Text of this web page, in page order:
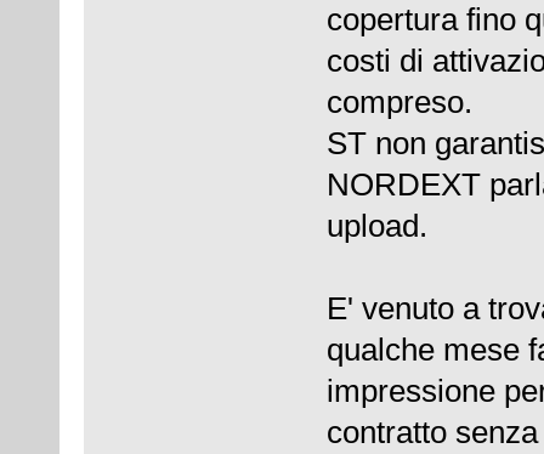
copertura fino
costi di
compreso.
ST non
NORDEXT
upload.
E' venuto a
qualche mese
impressione
contratto